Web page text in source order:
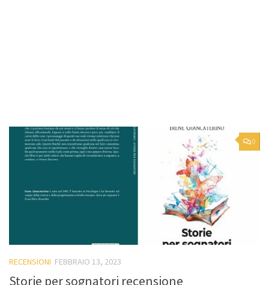
0
RECENSIONI FEBBRAIO 13, 2023
Storie per sognatori recensione